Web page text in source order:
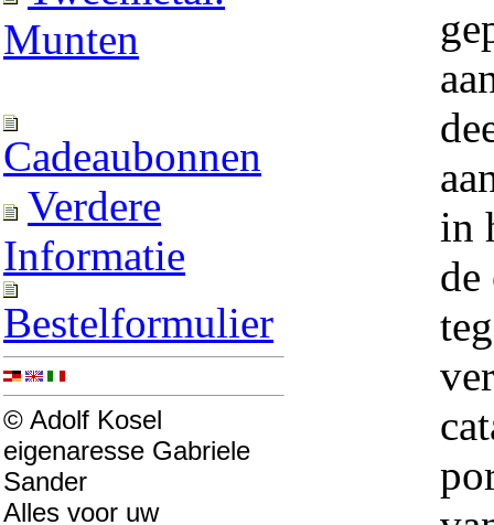
Munten
Cadeaubonnen
Verdere
Informatie
Bestelformulier
© Adolf Kosel
eigenaresse Gabriele
Sander
Alles voor uw
in
de